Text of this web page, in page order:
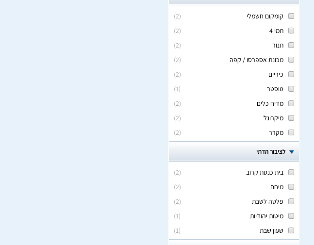
(
2
)
קומקום חשמלי
(
2
)
תמי 4
(
2
)
תנור
(
2
)
מכונת אספרסו / קפה
(
2
)
כיריים
(
1
)
טוסטר
(
2
)
מדיח כלים
(
2
)
מיקרוגל
(
2
) מקרר
לציבור הדתי
(
2
)
בית כנסת קרוב
(
2
)
מיחם
(
2
)
פלטה לשבת
(
1
)
מיטות יהודיות
(
1
) שעון שבת